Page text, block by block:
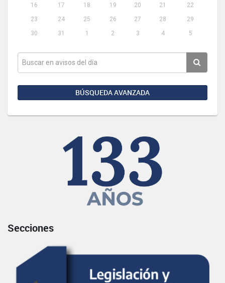
16
17 18 19 20 21
22
23
24 25 26 27 28
29
30
31 1 2 3 4 5
BÚSQUEDA AVANZADA
Secciones